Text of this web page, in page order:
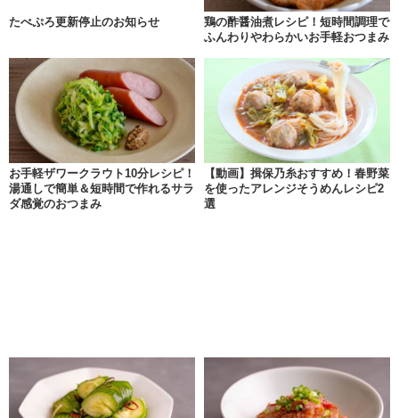
たべぷろ更新停止のお知らせ
鶏の酢醤油煮レシピ！短時間調理で
ふんわりやわらかいお手軽おつまみ
お手軽ザワークラウト10分レシピ！
湯通しで簡単＆短時間で作れるサラ
ダ感覚のおつまみ
【動画】揖保乃糸おすすめ！春野菜
を使ったアレンジそうめんレシピ2
選